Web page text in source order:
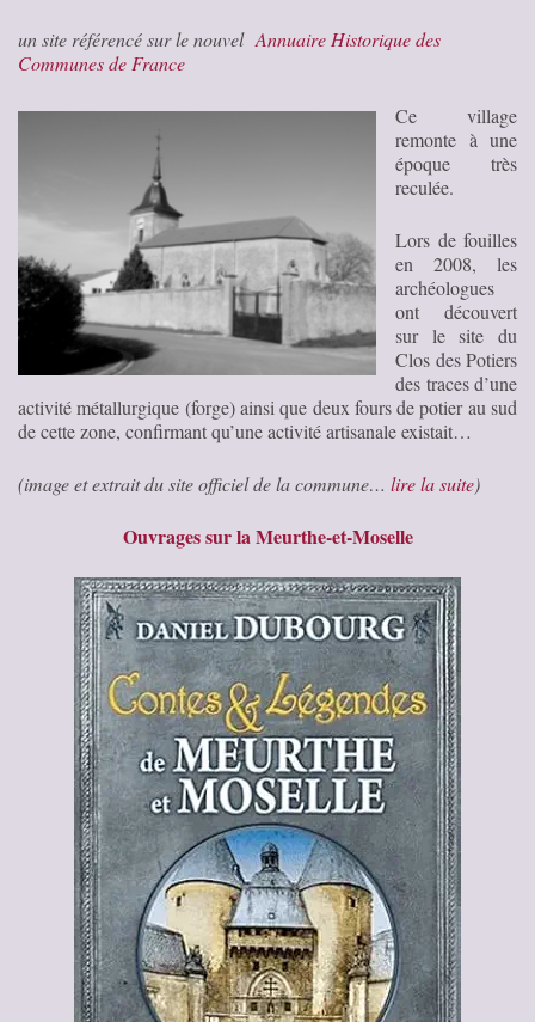
un site référencé sur le nouvel Annuaire Historique des
Communes de France
Ce village
remonte à une
époque très
reculée.
Lors de fouilles
en 2008, les
archéologues
ont découvert
sur le site du
Clos des Potiers
des traces d’une
activité métallurgique (forge) ainsi que deux fours de potier au sud
de cette zone, confirmant qu’une activité artisanale existait…
(image et extrait du site officiel de la commune… lire la suite)
Ouvrages sur la Meurthe-et-Moselle